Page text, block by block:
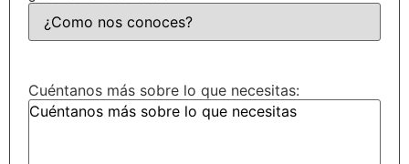
Cuéntanos más sobre lo que necesitas: